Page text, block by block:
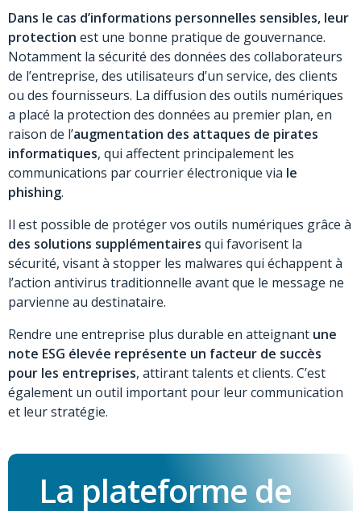
Dans le cas d’informations personnelles sensibles, leur
protection est une bonne pratique de gouvernance.
Notamment la sécurité des données des collaborateurs
de l’entreprise, des utilisateurs d’un service, des clients
ou des fournisseurs. La diffusion des outils numériques
a placé la protection des données au premier plan, en
raison de l’augmentation des attaques de pirates
informatiques, qui affectent principalement les
communications par courrier électronique via le
phishing.
Il est possible de protéger vos outils numériques grâce à
des solutions supplémentaires qui favorisent la
sécurité, visant à stopper les malwares qui échappent à
l’action antivirus traditionnelle avant que le message ne
parvienne au destinataire.
Rendre une entreprise plus durable en atteignant une
note ESG élevée représente un facteur de succès
pour les entreprises, attirant talents et clients. C’est
également un outil important pour leur communication
et leur stratégie.
La plateforme de